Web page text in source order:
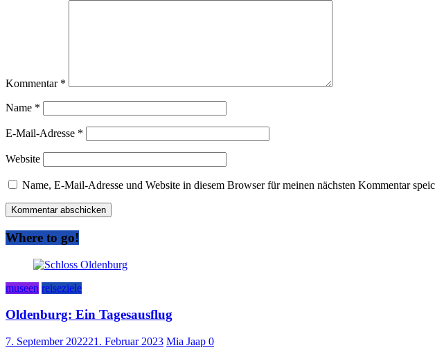
Kommentar *
Name *
E-Mail-Adresse *
Website
Name, E-Mail-Adresse und Website in diesem Browser für meinen nächsten Kommentar
Where to go!
museen reiseziele
Oldenburg: Ein Tagesausflug
7. September 202221. Februar 2023 Mia Jaap 0